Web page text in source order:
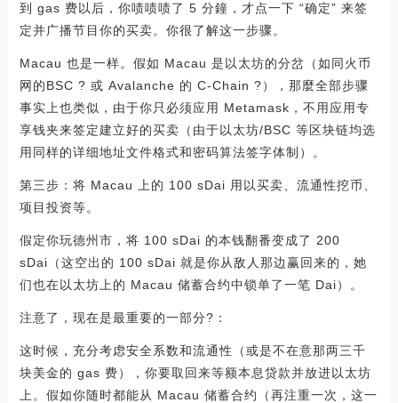
到 gas 费以后，你啧啧啧了 5 分鐘，才点一下 “确定” 来签
定并广播节目你的买卖。你很了解这一步骤。
Macau 也是一样。假如 Macau 是以太坊的分岔（如同火币
网的BSC ? 或 Avalanche 的 C-Chain ?），那麼全部步骤
事实上也类似，由于你只必须应用 Metamask，不用应用专
享钱夹来签定建立好的买卖（由于以太坊/BSC 等区块链均选
用同样的详细地址文件格式和密码算法签字体制）。
第三步：将 Macau 上的 100 sDai 用以买卖、流通性挖币、
项目投资等。
假定你玩德州市，将 100 sDai 的本钱翻番变成了 200
sDai（这空出的 100 sDai 就是你从敌人那边赢回来的，她
们也在以太坊上的 Macau 储蓄合约中锁单了一笔 Dai）。
注意了，现在是最重要的一部分?：
这时候，充分考虑安全系数和流通性（或是不在意那两三千
块美金的 gas 费），你要取回来等额本息贷款并放进以太坊
上。假如你随时都能从 Macau 储蓄合约（再注重一次，这一